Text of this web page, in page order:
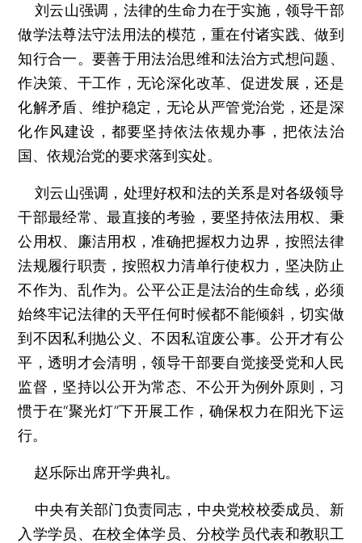
刘云山强调，法律的生命力在于实施，领导干部
做学法尊法守法用法的模范，重在付诸实践、做到
知行合一。要善于用法治思维和法治方式想问题、
作决策、干工作，无论深化改革、促进发展，还是
化解矛盾、维护稳定，无论从严管党治党，还是深
化作风建设，都要坚持依法依规办事，把依法治
国、依规治党的要求落到实处。
刘云山强调，处理好权和法的关系是对各级领导
干部最经常、最直接的考验，要坚持依法用权、秉
公用权、廉洁用权，准确把握权力边界，按照法律
法规履行职责，按照权力清单行使权力，坚决防止
不作为、乱作为。公平公正是法治的生命线，必须
始终牢记法律的天平任何时候都不能倾斜，切实做
到不因私利抛公义、不因私谊废公事。公开才有公
平，透明才会清明，领导干部要自觉接受党和人民
监督，坚持以公开为常态、不公开为例外原则，习
惯于在“聚光灯”下开展工作，确保权力在阳光下运
行。
赵乐际出席开学典礼。
中央有关部门负责同志，中央党校校委成员、新
入学学员、在校全体学员、分校学员代表和教职工